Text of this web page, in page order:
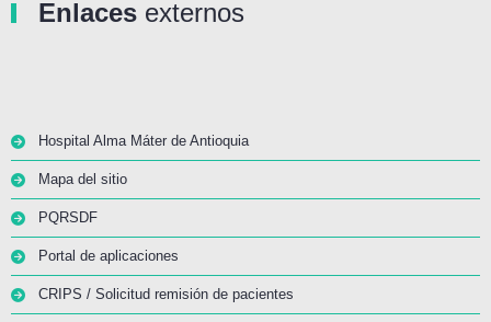
Enlaces externos
Hospital Alma Máter de Antioquia
Mapa del sitio
PQRSDF
Portal de aplicaciones
CRIPS / Solicitud remisión de pacientes